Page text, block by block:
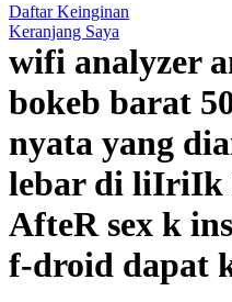
Philips Avent
Pigeon
Playgro
Ponycycle
Puma
Pureats
Q
Daftar Keinginan
Keranjang Saya
wifi analyzer
bokeb barat
nyata yang
lebar di liIriIk
AfteR sex k
f-droid dapat